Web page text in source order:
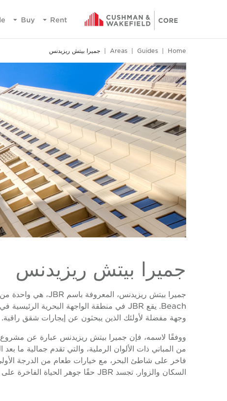
Rent
Buy
Home
Guides
Areas جميرا بيتش ريزيدنس
جميرا بيتش ريزيدنس
وجهة مفضلة لأولئك الذين يبحثون عن إيجارات شقق راقية.
من المباني ذات الألوان الرملية، والتي تقدم جمالية ما
فاخر على شاطئ البحر، مع خيارات طعام من الدرجة
السكان والزوار. تجسد JBR حقًا جوهر الحياة الفاخرة على الواجهة البحرية في دبي.